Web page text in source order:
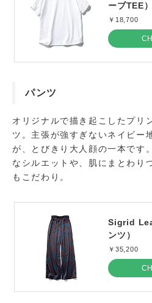
ーブTEE）
￥18,700
パンツ
オリジナルで描き起こしたプリ
ツ。主張が強すぎないネイビー
が、とびきり大人顔の一本です
なシルエットや、肌にまとわり
もこだわり。
Sigrid
ンツ）
￥35,200